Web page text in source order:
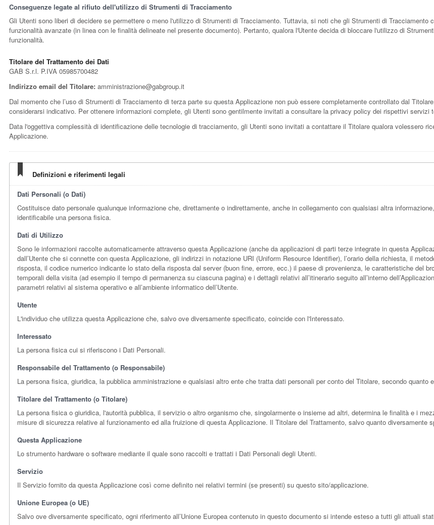
Conseguenze legate al rifiuto dell'utilizzo di Strumenti di Tracciamento
Gli Utenti sono liberi di decidere se permettere o meno l'utilizzo di Strumenti di Tracciamento. Tuttavia, si noti che gli Strumenti di
funzionalità avanzate (in linea con le finalità delineate nel presente documento). Pertanto, qualora l'Utente decida di bloccare l'utilizzo di
funzionalità.
Titolare del Trattamento dei Dati
GAB S.r.l. P.IVA 05985700482
Indirizzo email del Titolare: amministrazione@gabgroup.it
Dal momento che l’uso di Strumenti di Tracciamento di terza parte su questa Applicazione non può essere completamente controllato dal
considerarsi indicativo. Per ottenere informazioni complete, gli Utenti sono gentilmente invitati a consultare la privacy policy dei rispettivi servizi
Data l'oggettiva complessità di identificazione delle tecnologie di tracciamento, gli Utenti sono invitati a contattare il Titolare qualora volessero
Applicazione.
Definizioni e riferimenti legali
Dati Personali (o Dati)
Costituisce dato personale qualunque informazione che, direttamente o indirettamente, anche in collegamento con qualsiasi altra
identificabile una persona fisica.
Dati di Utilizzo
Sono le informazioni raccolte automaticamente attraverso questa Applicazione (anche da applicazioni di parti terze integrate in questa
dall’Utente che si connette con questa Applicazione, gli indirizzi in notazione URI (Uniform Resource Identifier), l’orario della richiesta, il
risposta, il codice numerico indicante lo stato della risposta dal server (buon fine, errore, ecc.) il paese di provenienza, le caratteristiche del
temporali della visita (ad esempio il tempo di permanenza su ciascuna pagina) e i dettagli relativi all’itinerario seguito all’interno
parametri relativi al sistema operativo e all’ambiente informatico dell’Utente.
Utente
L'individuo che utilizza questa Applicazione che, salvo ove diversamente specificato, coincide con l'Interessato.
Interessato
La persona fisica cui si riferiscono i Dati Personali.
Responsabile del Trattamento (o Responsabile)
La persona fisica, giuridica, la pubblica amministrazione e qualsiasi altro ente che tratta dati personali per conto del Titolare, secondo quanto
Titolare del Trattamento (o Titolare)
La persona fisica o giuridica, l'autorità pubblica, il servizio o altro organismo che, singolarmente o insieme ad altri, determina le finalità e i
misure di sicurezza relative al funzionamento ed alla fruizione di questa Applicazione. Il Titolare del Trattamento, salvo quanto diversamente
Questa Applicazione
Lo strumento hardware o software mediante il quale sono raccolti e trattati i Dati Personali degli Utenti.
Servizio
Il Servizio fornito da questa Applicazione così come definito nei relativi termini (se presenti) su questo sito/applicazione.
Unione Europea (o UE)
Salvo ove diversamente specificato, ogni riferimento all’Unione Europea contenuto in questo documento si intende esteso a tutti gli attuali